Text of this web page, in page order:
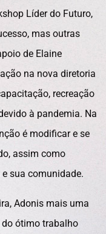
Líder do Futuro,
mas outras
de Elaine
na nova diretoria
recreação
à pandemia. Na
é modificar e se
assim como
sua comunidade.
Adonis mais uma
ótimo trabalho